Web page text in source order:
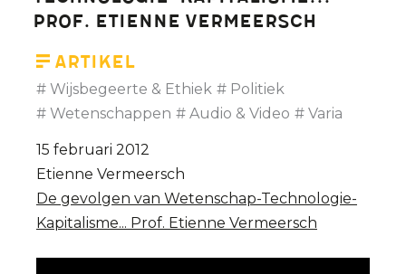
Prof. Etienne Vermeersch
Artikel
Wijsbegeerte & Ethiek
Politiek
Wetenschappen
Audio & Video Varia
15 februari 2012
Etienne Vermeersch
De gevolgen van Wetenschap-Technologie-
Kapitalisme... Prof. Etienne Vermeersch